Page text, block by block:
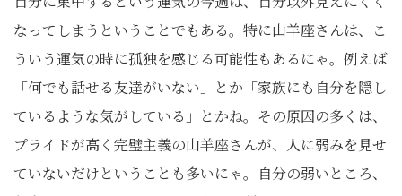
なってしまうということでもある。特に山羊座さんは、こ
ういう運気の時に孤独を感じる可能性もあるにゃ。例えば
「何でも話せる友達がいない」とか「家族にも自分を隠し
ているような気がしている」とかね。その原因の多くは、
プライドが高く完璧主義の山羊座さんが、人に弱みを見せ
ていないだけということも多いにゃ。自分の弱いところ、